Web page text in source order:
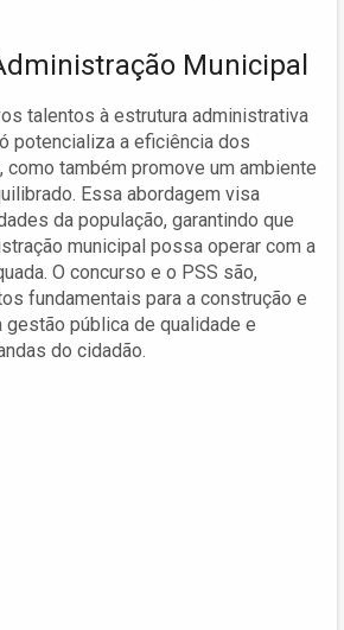
Municipal
talentos à estrutura administrativa
potencializa a eficiência dos
também promove um ambiente
Essa abordagem visa
da população, garantindo que
municipal possa operar com a
O concurso e o PSS são,
fundamentais para a construção e
gestão pública de qualidade e
do cidadão.